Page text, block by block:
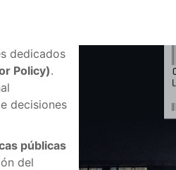
dedicados
Policy).
decisiones
públicas
del